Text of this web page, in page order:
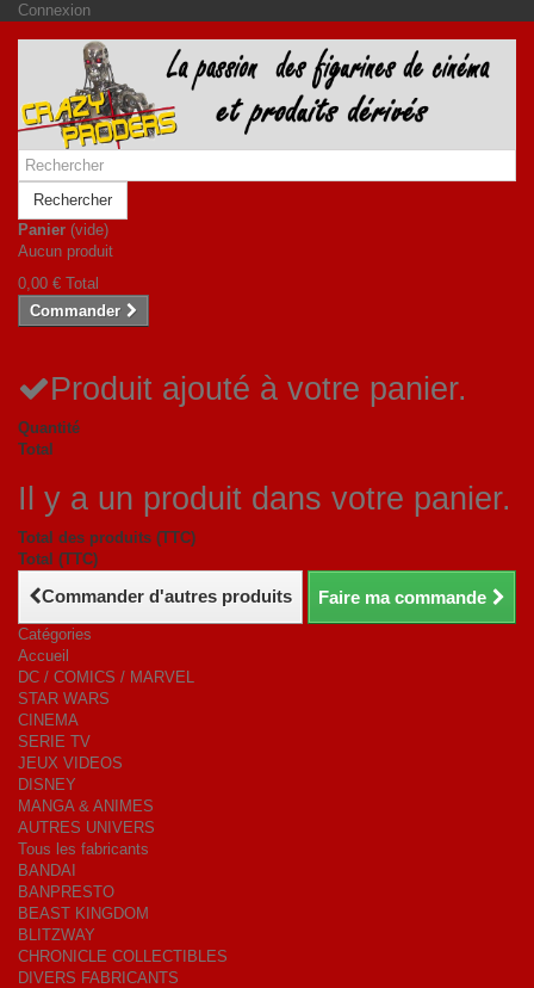
Connexion
Rechercher
Panier (vide)
Aucun produit
0,00 € Total
Commander
Produit ajouté à votre panier.
Quantité
Total
Il y a un produit dans votre panier.
Total des produits (TTC)
Total (TTC)
Commander d'autres produits Faire ma commande
Catégories
Accueil
DC / COMICS / MARVEL
STAR WARS
CINEMA
SERIE TV
JEUX VIDEOS
DISNEY
MANGA & ANIMES
AUTRES UNIVERS
Tous les fabricants
BANDAI
BANPRESTO
BEAST KINGDOM
BLITZWAY
CHRONICLE COLLECTIBLES
DIVERS FABRICANTS